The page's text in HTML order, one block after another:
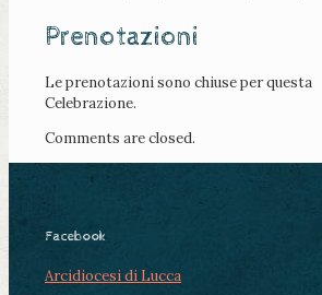
Prenotazioni
Le prenotazioni sono chiuse per questa
Celebrazione.
Comments are closed.
Facebook
Arcidiocesi di Lucca